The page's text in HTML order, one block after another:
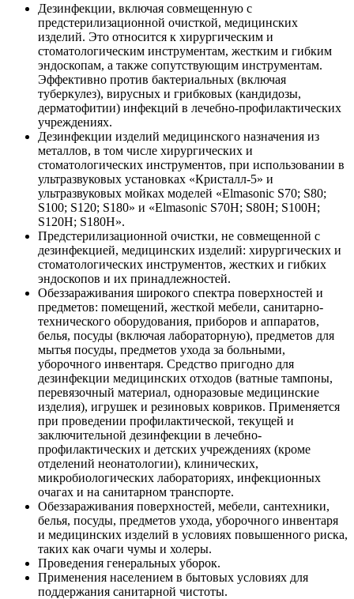
Дезинфекции, включая совмещенную с
предстерилизационной очисткой, медицинских
изделий. Это относится к хирургическим и
стоматологическим инструментам, жестким и гибким
эндоскопам, а также сопутствующим инструментам.
Эффективно против бактериальных (включая
туберкулез), вирусных и грибковых (кандидозы,
дерматофитии) инфекций в лечебно-профилактических
учреждениях.
Дезинфекции изделий медицинского назначения из
металлов, в том числе хирургических и
стоматологических инструментов, при использовании в
ультразвуковых установках «Кристалл-5» и
ультразвуковых мойках моделей «Elmasonic S70; S80;
S100; S120; S180» и «Elmasonic S70H; S80H; S100H;
S120H; S180H».
Предстерилизационной очистки, не совмещенной с
дезинфекцией, медицинских изделий: хирургических и
стоматологических инструментов, жестких и гибких
эндоскопов и их принадлежностей.
Обеззараживания широкого спектра поверхностей и
предметов: помещений, жесткой мебели, санитарно-
технического оборудования, приборов и аппаратов,
белья, посуды (включая лабораторную), предметов для
мытья посуды, предметов ухода за больными,
уборочного инвентаря. Средство пригодно для
дезинфекции медицинских отходов (ватные тампоны,
перевязочный материал, одноразовые медицинские
изделия), игрушек и резиновых ковриков. Применяется
при проведении профилактической, текущей и
заключительной дезинфекции в лечебно-
профилактических и детских учреждениях (кроме
отделений неонатологии), клинических,
микробиологических лабораториях, инфекционных
очагах и на санитарном транспорте.
Обеззараживания поверхностей, мебели, сантехники,
белья, посуды, предметов ухода, уборочного инвентаря
и медицинских изделий в условиях повышенного риска,
таких как очаги чумы и холеры.
Проведения генеральных уборок.
Применения населением в бытовых условиях для
поддержания санитарной чистоты.